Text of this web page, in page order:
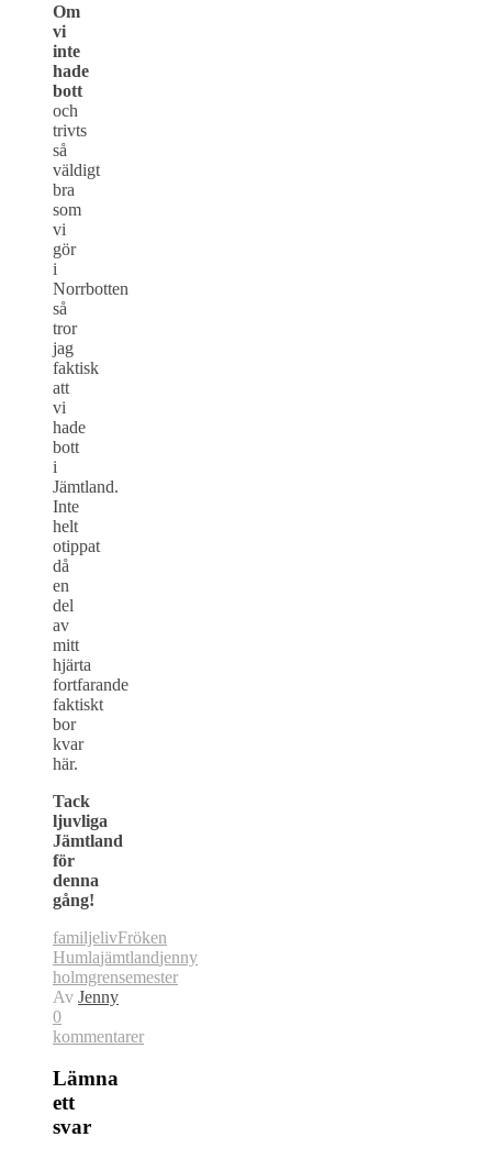
Om
vi
inte
hade
bott
och
trivts
så
väldigt
bra
som
vi
gör
i
Norrbotten
så
tror
jag
faktisk
att
vi
hade
bott
i
Jämtland.
Inte
helt
otippat
då
en
del
av
mitt
hjärta
fortfarande
faktiskt
bor
kvar
här.
Tack
ljuvliga
Jämtland
för
denna
gång!
familjelivFröken
Humlajämtlandjenny
holmgrensemester
Av Jenny
0
kommentarer
Lämna
ett
svar